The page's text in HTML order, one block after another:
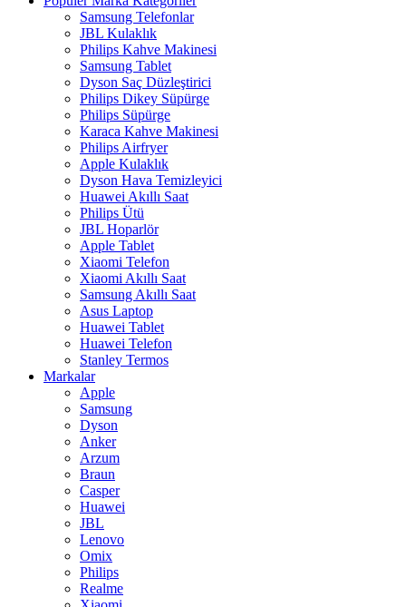
Samsung Telefonlar
JBL Kulaklık
Philips Kahve Makinesi
Samsung Tablet
Dyson Saç Düzleştirici
Philips Dikey Süpürge
Philips Süpürge
Karaca Kahve Makinesi
Philips Airfryer
Apple Kulaklık
Dyson Hava Temizleyici
Huawei Akıllı Saat
Philips Ütü
JBL Hoparlör
Apple Tablet
Xiaomi Telefon
Xiaomi Akıllı Saat
Samsung Akıllı Saat
Asus Laptop
Huawei Tablet
Huawei Telefon
Stanley Termos
Markalar
Apple
Samsung
Dyson
Anker
Arzum
Braun
Casper
Huawei
JBL
Lenovo
Omix
Philips
Realme